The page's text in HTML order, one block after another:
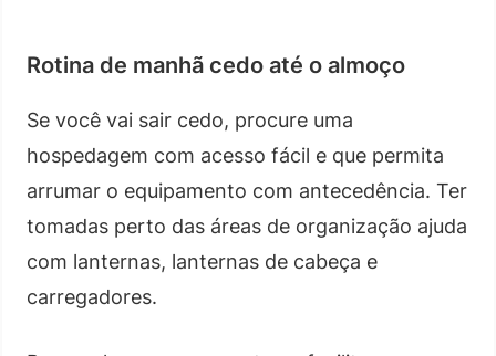
Rotina de manhã cedo até o almoço
Se você vai sair cedo, procure uma
hospedagem com acesso fácil e que permita
arrumar o equipamento com antecedência. Ter
tomadas perto das áreas de organização ajuda
com lanternas, lanternas de cabeça e
carregadores.